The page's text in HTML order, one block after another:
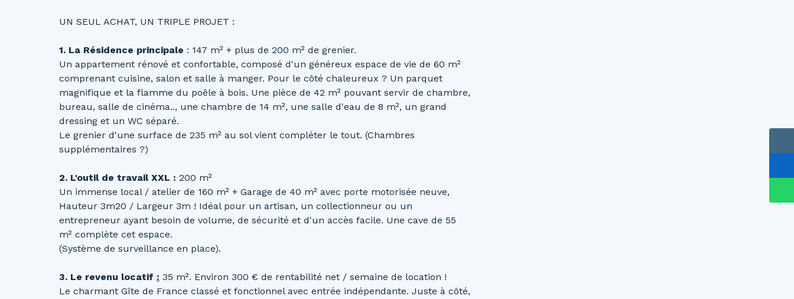
UN SEUL ACHAT, UN TRIPLE PROJET :
1. La Résidence principale : 147 m² + plus de 200 m² de grenier.
Un appartement rénové et confortable, composé d'un généreux espace de vie de 60 m²
comprenant cuisine, salon et salle à manger. Pour le côté chaleureux ? Un parquet
magnifique et la flamme du poêle à bois. Une pièce de 42 m² pouvant servir de chambre,
bureau, salle de cinéma.., une chambre de 14 m², une salle d'eau de 8 m², un grand
dressing et un WC séparé.
Le grenier d'une surface de 235 m² au sol vient compléter le tout. (Chambres
supplémentaires ?)
2. L'outil de travail XXL : 200 m²
Un immense local / atelier de 160 m² + Garage de 40 m² avec porte motorisée neuve,
Hauteur 3m20 / Largeur 3m ! Idéal pour un artisan, un collectionneur ou un
entrepreneur ayant besoin de volume, de sécurité et d'un accès facile. Une cave de 55
m² complète cet espace.
(Système de surveillance en place).
3. Le revenu locatif : 35 m². Environ 300 € de rentabilité net / semaine de location !
Le charmant Gîte de France classé et fonctionnel avec entrée indépendante. Juste à côté,